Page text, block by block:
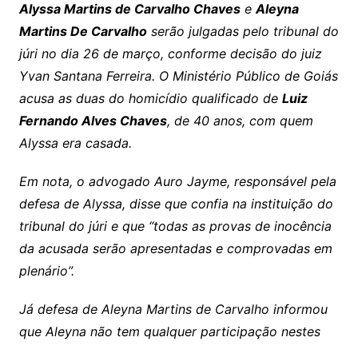
Alyssa Martins de Carvalho ChaveseAleyna
Martins De Carvalhoserão julgadas pelo tribunal do
júri no dia 26 de março, conforme decisão do juiz
Yvan Santana Ferreira. O Ministério Público de Goiás
acusa as duas do homicídio qualificado de Luiz
Fernando Alves Chaves, de 40 anos, com quem
Alyssa era casada.
Em nota, o advogado Auro Jayme, responsável pela
defesa de Alyssa, disse que confia na instituição do
tribunal do júri e que “todas as provas de inocência
da acusada serão apresentadas e comprovadas em
plenário”.
Já defesa de Aleyna Martins de Carvalho informou
que Aleyna não tem qualquer participação nestes